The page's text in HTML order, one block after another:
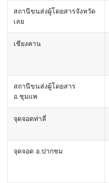
สถานีขนส่งผู้โดยสารจังหวัด
เลย
เชียงคาน
สถานีขนส่งผู้โดยสาร
อ.ชุมแพ
จุดจอดท่าลี่
จุดจอด อ.ปากชม